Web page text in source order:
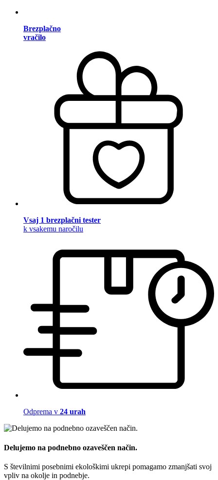
Brezplačno
vračilo
Vsaj 1 brezplačni tester
k vsakemu naročilu
Odprema v 24 urah
Delujemo na podnebno ozaveščen način.
S številnimi posebnimi ekološkimi ukrepi pomagamo zmanjšati svoj
vpliv na okolje in podnebje.